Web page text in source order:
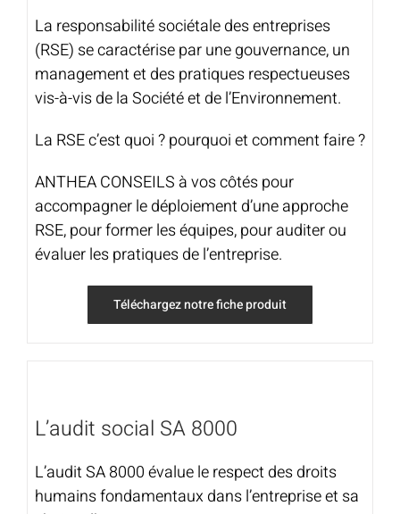
La responsabilité sociétale des entreprises
(RSE) se caractérise par une gouvernance, un
management et des pratiques respectueuses
vis-à-vis de la Société et de l’Environnement.
La RSE c’est quoi ? pourquoi et comment faire ?
ANTHEA CONSEILS à vos côtés pour
accompagner le déploiement d’une approche
RSE, pour former les équipes, pour auditer ou
évaluer les pratiques de l’entreprise.
Téléchargez notre fiche produit
L’audit social SA 8000
L’audit SA 8000 évalue le respect des droits
humains fondamentaux dans l’entreprise et sa